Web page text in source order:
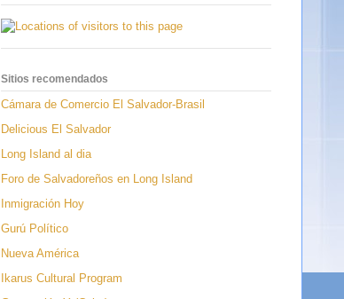
Sitios recomendados
Cámara de Comercio El Salvador-Brasil
Delicious El Salvador
Long Island al dia
Foro de Salvadoreños en Long Island
Inmigración Hoy
Gurú Político
Nueva América
Ikarus Cultural Program